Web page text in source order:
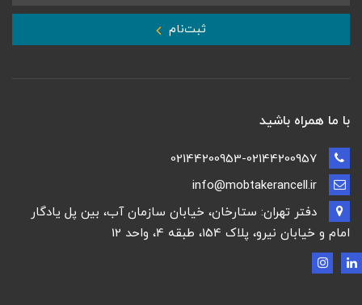
ثبت‌نام
با ما همراه باشید
دفتر تهران: ستارخان، خیابان سازمان آب، بین پل یادگار
امام و خیابان نیرو، پلاک 154، طبقه 4، واحد 12